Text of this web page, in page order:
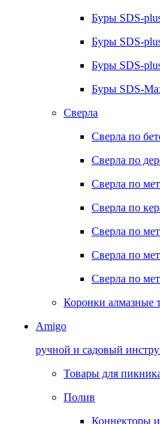
Буры SDS-
Буры SDS-
Буры SDS-
Буры SDS-
Сверла
Сверла по
Сверла по
Сверла по
Сверла по
Сверла по
Сверла по
Сверла по
Коронки алмазные
Amigo
ручной и садовый
Товары для
Полив
Коннекторы